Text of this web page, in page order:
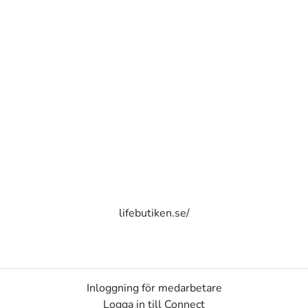
lifebutiken.se/
Inloggning för medarbetare
Logga in till Connect